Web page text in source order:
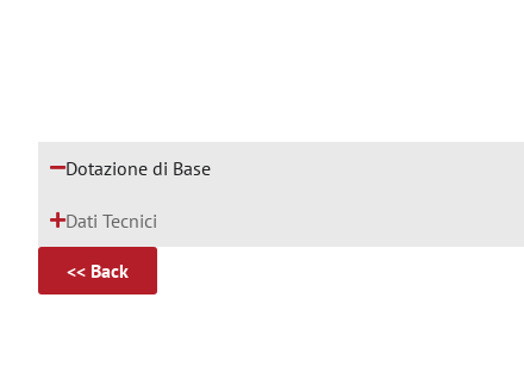
Dotazione di Base
Dati Tecnici
<< Back